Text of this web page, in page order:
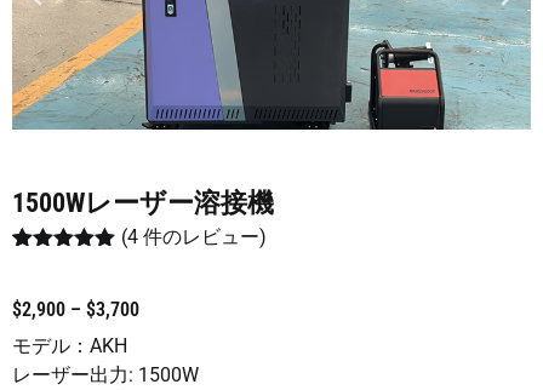
1500Wレーザー溶接機
く5段階評
価のうち、
5.00点
(4 件のレビュー)
$2,900 – $3,700
モデル：AKH
レーザー出力: 1500W